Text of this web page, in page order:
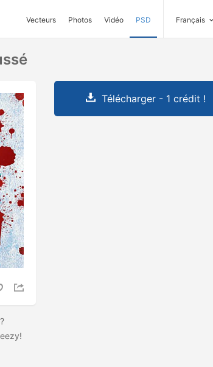
Vecteurs Photos Vidéo PSD Français
Télécharger - 1 crédit !